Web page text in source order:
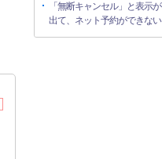
「無断キャンセル」と表示が
出て、ネット予約ができない